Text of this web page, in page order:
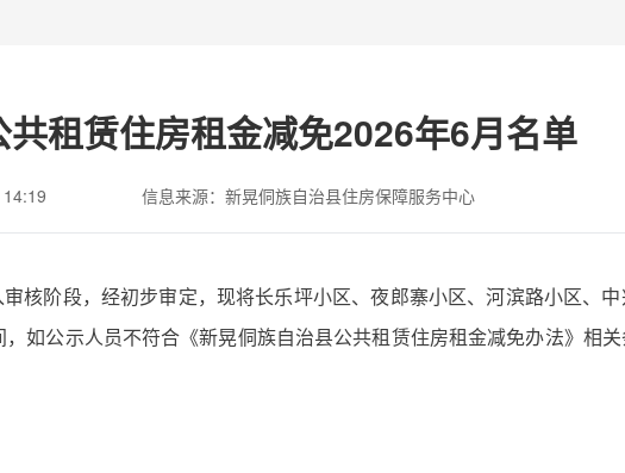
租赁住房租金减免2026年6月名单
信息来源：新晃侗族自治县住房保障服务中心
核阶段，经初步审定，现将长乐坪小区、夜郎寨小区、河滨路小区、
如公示人员不符合《新晃侗族自治县公共租赁住房租金减免办法》相